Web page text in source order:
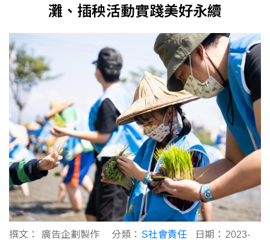
灘、插秧活動實踐美好永續
撰文： 廣告企劃製作 分類： S社會責任 日期： 2023-